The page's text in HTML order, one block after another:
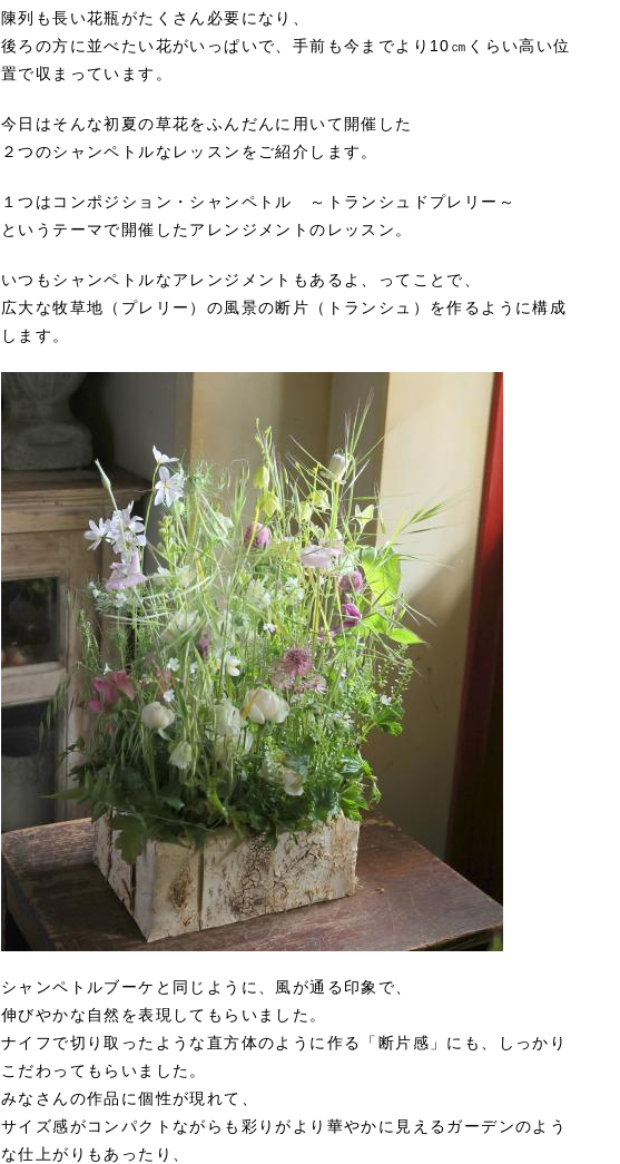
陳列も長い花瓶がたくさん必要になり、
後ろの方に並べたい花がいっぱいで、手前も今までより10㎝くらい高い位
置で収まっています。
今日はそんな初夏の草花をふんだんに用いて開催した
２つのシャンペトルなレッスンをご紹介します。
１つはコンポジション・シャンペトル ～トランシュドプレリー～
というテーマで開催したアレンジメントのレッスン。
いつもシャンペトルなアレンジメントもあるよ、ってことで、
広大な牧草地（プレリー）の風景の断片（トランシュ）を作るように構成
します。
シャンペトルブーケと同じように、風が通る印象で、
伸びやかな自然を表現してもらいました。
ナイフで切り取ったような直方体のように作る「断片感」にも、しっかり
こだわってもらいました。
みなさんの作品に個性が現れて、
サイズ感がコンパクトながらも彩りがより華やかに見えるガーデンのよう
な仕上がりもあったり、